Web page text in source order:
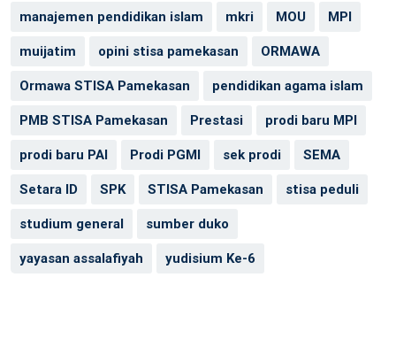
manajemen pendidikan islam mkri MOU MPI
muijatim opini stisa pamekasan ORMAWA
Ormawa STISA Pamekasan pendidikan agama islam
PMB STISA Pamekasan Prestasi prodi baru MPI
prodi baru PAI Prodi PGMI sek prodi SEMA
Setara ID SPK STISA Pamekasan stisa peduli
studium general sumber duko
yayasan assalafiyah yudisium Ke-6